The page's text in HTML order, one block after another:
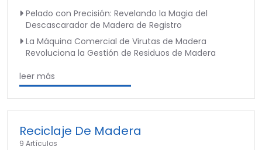
Pelado con Precisión: Revelando la Magia del
Descascarador de Madera de Registro
La Máquina Comercial de Virutas de Madera
Revoluciona la Gestión de Residuos de Madera
leer más
Reciclaje De Madera
9 Artículos